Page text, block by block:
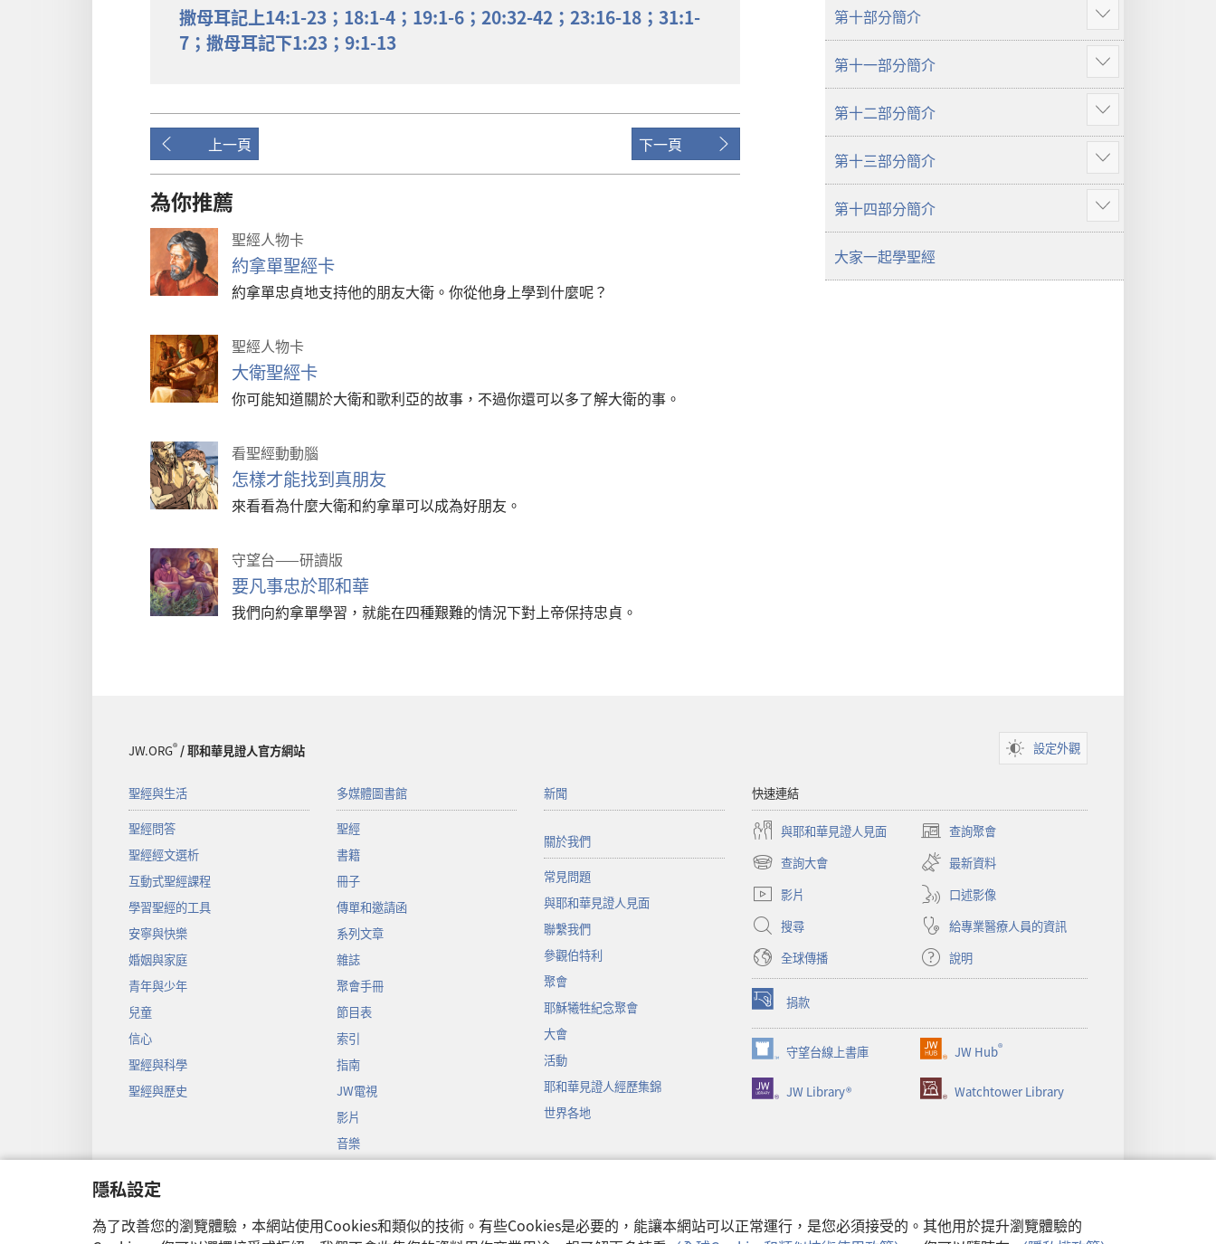
隱私設定
為了改善您的瀏覽體驗，本網站使用Cookies和類似的技術。有些Cookies是必要的，能讓本網站可以正常運行，是您必須接受的。其他用於提升瀏覽體驗的
撒母耳記上14:1-23； 18:1-4； 19:1-6； 20:32-42； 23:16-18； 31:1-
7； 撒母耳記下1:23； 9:1-13
上一頁 下一頁
為你推薦
聖經人物卡
約拿單聖經卡
約拿單忠貞地支持他的朋友大衛。你從他身上學到什麼呢？
聖經人物卡
大衛聖經卡
你可能知道關於大衛和歌利亞的故事，不過你還可以多了解大衛的事。
看聖經動動腦
怎樣才能找到真朋友
來看看為什麼大衛和約拿單可以成為好朋友。
守望台——研讀版
要凡事忠於耶和華
我們向約拿單學習，就能在四種艱難的情況下對上帝保持忠貞。
更
多
第十部分簡介
顯
示
更
多
第十一部分簡介
顯
示
更
多
第十二部分簡介
顯
示
更
多
第十三部分簡介
顯
示
更
多
第十四部分簡介
顯
示
多
大家一起學聖經
JW.ORG®/ 耶和華見證人官方網站 設定外觀
聖經與生活
聖經問答
聖經經文選析
互動式聖經課程
學習聖經的工具
安寧與快樂
婚姻與家庭
青年與少年
兒童
信心
聖經與科學
聖經與歷史
多媒體圖書館
聖經
書籍
冊子
傳單和邀請函
系列文章
雜誌
聚會手冊
節目表
索引
指南
JW電視
影片
音樂
新聞
關於我們
常見問題
與耶和華見證人見面
聯繫我們
參觀伯特利
聚會
耶穌犧牲紀念聚會
大會
活動
耶和華見證人經歷集錦
世界各地
快速連結
與耶和華見證人見面 查詢聚會
（開
啟
新
視
窗）
查詢大會
（開
啟
新
視
窗）
最新資料
影片
口述影像
搜尋
給專業醫療人員的資訊
全球傳播
說明
捐款
（開
啟
新
視
窗）
守望台線上書庫
（開
啟
新
JW Hub®
（開
啟
新
JW Library® Watchtower Library